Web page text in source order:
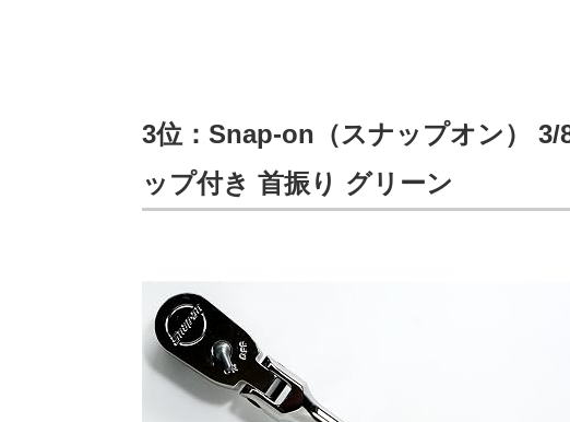
3位：Snap-on（スナップオン） 3/
ップ付き 首振り グリーン